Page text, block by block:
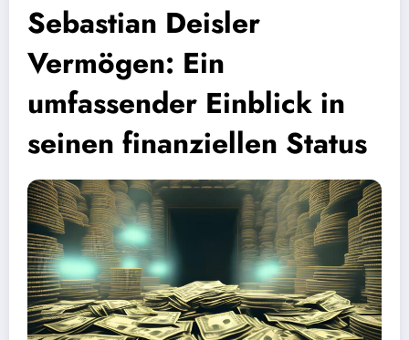
Sebastian Deisler
Vermögen: Ein
umfassender Einblick in
seinen finanziellen Status